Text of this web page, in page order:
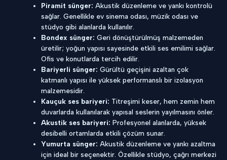
Piramit sünger: Akustik düzenleme ve yankı kontrolü
sağlar. Genellikle ev sinema odası, müzik odası ve
stüdyo gibi alanlarda kullanılır.
Bondex sünger: Geri dönüştürülmüş malzemeden
üretilir; yoğun yapısı sayesinde etkili ses emilimi sağlar.
Ofis ve konutlarda tercih edilir.
Bariyerli sünger: Gürültü geçişini azaltan çok
katmanlı yapısı ile yüksek performanslı bir izolasyon
malzemesidir.
Kauçuk ses bariyeri: Titreşimi keser, hem zemin hem
duvarlarda kullanılarak yapısal seslerin yayılmasını önler.
Akustik ses bariyeri: Profesyonel alanlarda, yüksek
desibelli ortamlarda etkili çözüm sunar.
Yumurta sünger: Akustik düzenleme ve yankı azaltma
için ideal bir seçenektir. Özellikle stüdyo, çağrı merkezi